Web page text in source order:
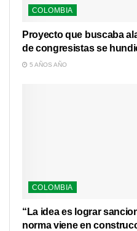
COLOMBIA
Proyecto que buscaba
de congresistas se
5 AÑOS AÑO
COLOMBIA
“La idea es lograr
norma viene en